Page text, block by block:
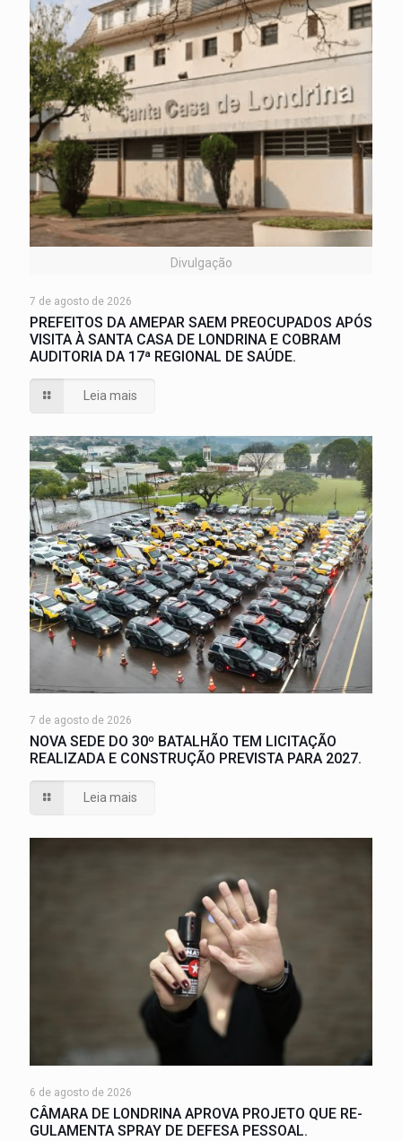
Divulgação
7 de agosto de 2026
PREFEITOS DA AMEPAR SAEM PREOCUPADOS APÓS
VISITA À SANTA CASA DE LONDRINA E COBRAM
AUDITORIA DA 17ª REGIONAL DE SAÚDE.
Leia mais
7 de agosto de 2026
NOVA SEDE DO 30º BATALHÃO TEM LICITAÇÃO
REALIZADA E CONSTRUÇÃO PREVISTA PARA 2027.
Leia mais
6 de agosto de 2026
CÂMARA DE LONDRINA APROVA PROJETO QUE RE-
GULAMENTA SPRAY DE DEFESA PESSOAL.